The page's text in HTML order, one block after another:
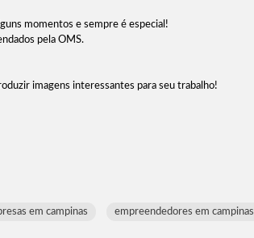
momentos e sempre é especial!
pela OMS.
imagens interessantes para seu trabalho!
em campinas empreendedores em campinas